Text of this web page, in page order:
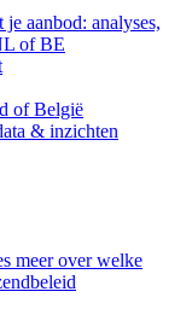
je aanbod: analyses,
of BE
of België
& inzichten
meer over welke